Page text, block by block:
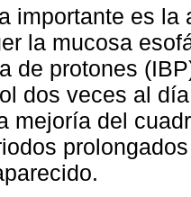
importante es
la mucosa
de protones
dos veces al
mejoría del